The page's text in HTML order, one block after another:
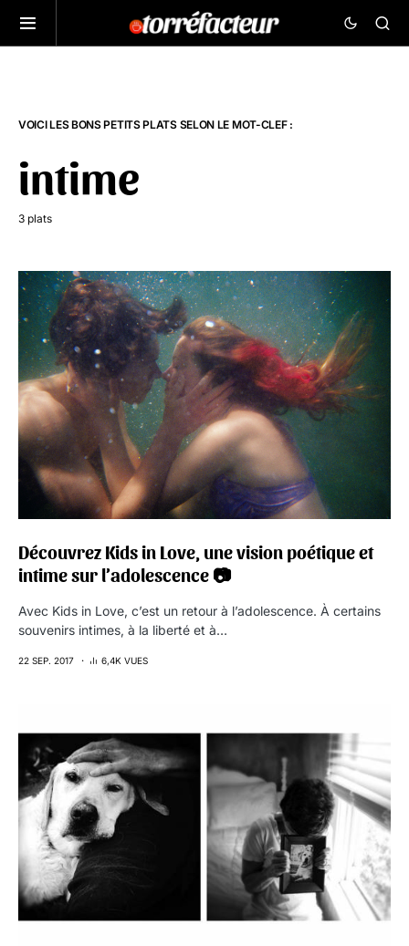
VOICI LES BONS PETITS PLATS SELON LE MOT-CLEF :
intime
3 plats
Découvrez Kids in Love, une vision poétique et
intime sur l’adolescence 📷
Avec Kids in Love, c’est un retour à l’adolescence. À certains
souvenirs intimes, à la liberté et à…
22 SEP. 2017 6,4K VUES